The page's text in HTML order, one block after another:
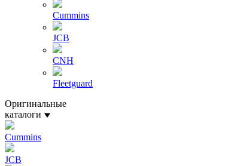
Cummins
JCB
CNH
Fleetguard
Оригинальные
каталоги
Cummins
JCB